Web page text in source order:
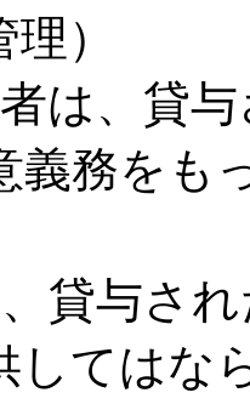
）
、貸与
義務をも
貸与され
してはな